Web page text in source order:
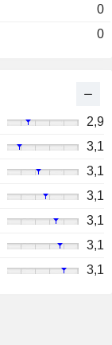
0
0
2,9
3,1
3,1
3,1
3,1
3,1
3,1